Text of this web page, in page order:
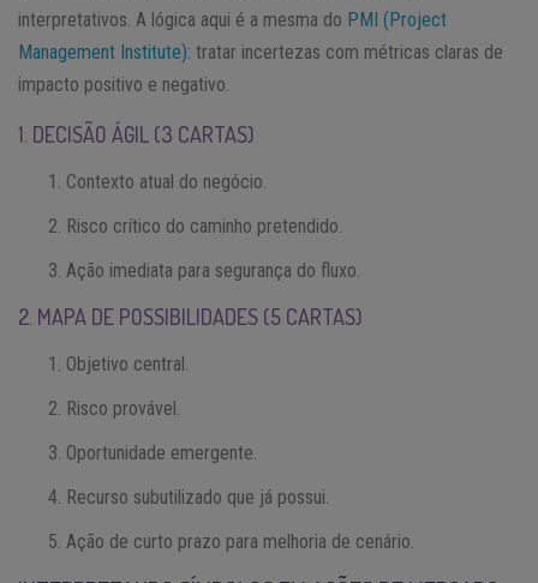
interpretativos. A lógica aqui é a mesma do PMI (Project
Management Institute): tratar incertezas com métricas claras de
impacto positivo e negativo.
1. DECISÃO ÁGIL (3 CARTAS)
Contexto atual do negócio.
Risco crítico do caminho pretendido.
Ação imediata para segurança do fluxo.
2. MAPA DE POSSIBILIDADES (5 CARTAS)
Objetivo central.
Risco provável.
Oportunidade emergente.
Recurso subutilizado que já possui.
Ação de curto prazo para melhoria de cenário.